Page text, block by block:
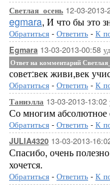
Светлая_осень 12-03-2013-
egmara, И что бы это
Обратиться - Ответить - К
Egmara 13-03-2013-00:58
Ответ на комментарий
совет:век живи,век
Обратиться - Ответить - К
Таниэлла 13-03-2013-13:02
Со многим абсолютное
Обратиться - Ответить - К
JULIA4320 13-03-2013-
Спасибо, очень
хочется.
Обратиться - Ответить - К